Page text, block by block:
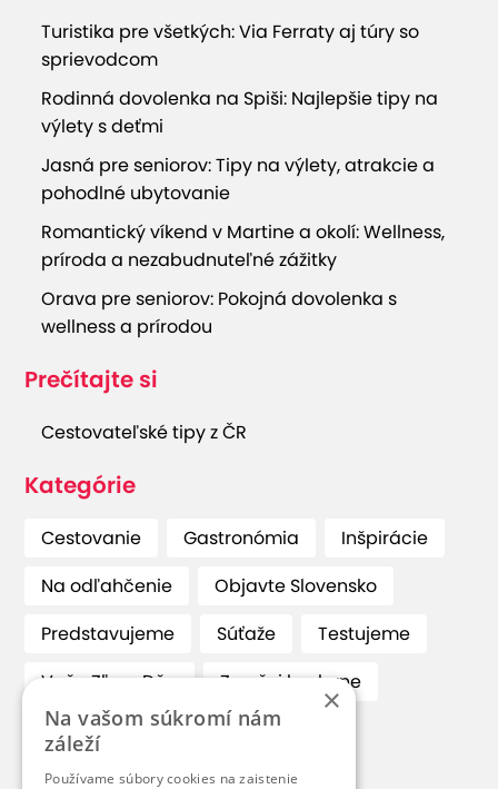
Turistika pre všetkých: Via Ferraty aj túry so
sprievodcom
Rodinná dovolenka na Spiši: Najlepšie tipy na
výlety s deťmi
Jasná pre seniorov: Tipy na výlety, atrakcie a
pohodlné ubytovanie
Romantický víkend v Martine a okolí: Wellness,
príroda a nezabudnuteľné zážitky
Orava pre seniorov: Pokojná dovolenka s
wellness a prírodou
Prečítajte si
Cestovateľské tipy z ČR
Kategórie
Cestovanie Gastronómia
Inšpirácie
Na odľahčenie
Objavte Slovensko
Predstavujeme
Súťaže
Testujeme
Vaša ZľavaDňa
Z našej kuchyne
ZľavaDňa radí
×
Na vašom súkromí nám
záleží
Používame súbory cookies na zaistenie